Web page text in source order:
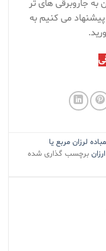
جاروبرقی های تر
می کنیم به
لرزان مربع یا
برچسب گذاری شده